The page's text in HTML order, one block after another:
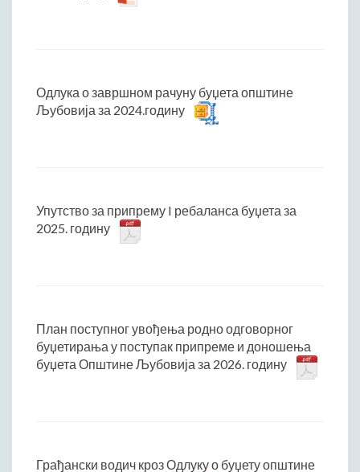
Одлука о завршном рачуну буџета општине
Љубовија за 2024.годину
Упутство за припрему I ребаланса буџета за
2025. годину
План поступног увођења родно одговорног
буџетирања у поступак припреме и доношења
буџета Општине Љубовија за 2026. годину
Грађански водич кроз Одлуку о буџету општине